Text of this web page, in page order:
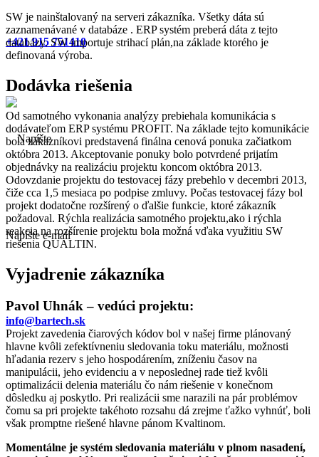
+421 915 751410
Napíšte e-mail
info@bartech.sk
SW je nainštalovaný na serveri zákazníka. Všetky dáta sú
zaznamenávané v databáze . ERP systém preberá dáta z tejto
databázy. SW importuje strihací plán,na základe ktorého je
definovaná výroba.
Dodávka riešenia
Od samotného vykonania analýzy prebiehala komunikácia s
dodávateľom ERP systému PROFIT. Na základe tejto komunikácie
bola zákazníkovi predstavená finálna cenová ponuka začiatkom
októbra 2013. Akceptovanie ponuky bolo potvrdené prijatím
objednávky na realizáciu projektu koncom októbra 2013.
Odovzdanie projektu do testovacej fázy prebehlo v decembri 2013,
čiže cca 1,5 mesiaca po podpise zmluvy. Počas testovacej fázy bol
projekt dodatočne rozšírený o ďalšie funkcie, ktoré zákazník
požadoval. Rýchla realizácia samotného projektu,ako i rýchla
reakcia na rozšírenie projektu bola možná vďaka využitiu SW
riešenia QUALTIN.
Vyjadrenie zákazníka
Pavol Uhnák – vedúci projektu:
Projekt zavedenia čiarových kódov bol v našej firme plánovaný
hlavne kvôli zefektívneniu sledovania toku materiálu, možnosti
hľadania rezerv s jeho hospodárením, zníženiu časov na
manipulácii, jeho evidenciu a v neposlednej rade tiež kvôli
optimalizácii delenia materiálu čo nám riešenie v konečnom
dôsledku aj poskytlo. Pri realizácii sme narazili na pár problémov
čomu sa pri projekte takéhoto rozsahu dá zrejme ťažko vyhnúť, boli
však promptne riešené hlavne pánom Kvaltinom.
Momentálne je systém sledovania materiálu v plnom nasadení,